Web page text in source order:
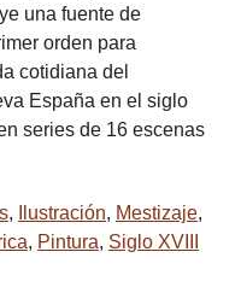
una fuente de
orden para
cotidiana del
España en el siglo
series de 16 escenas
, Ilustración, Mestizaje,
, Pintura, Siglo XVIII